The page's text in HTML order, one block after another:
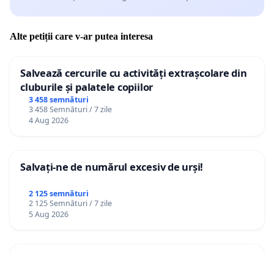
Alte petiții care v-ar putea interesa
Salvează cercurile cu activități extrașcolare din
cluburile și palatele copiilor
3 458 semnături
3 458 Semnături / 7 zile
4 Aug 2026
Salvați-ne de numărul excesiv de urși!
2 125 semnături
2 125 Semnături / 7 zile
5 Aug 2026